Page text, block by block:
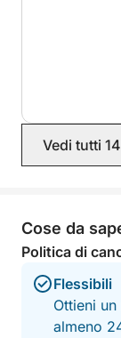
Vedi tutti
Cose da
Politica di
Flessibili
Ottieni
almeno